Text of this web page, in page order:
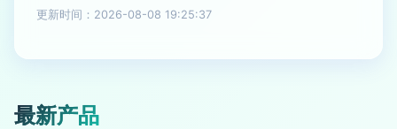
更新时间：2026-08-08 19:25:37
最新产品